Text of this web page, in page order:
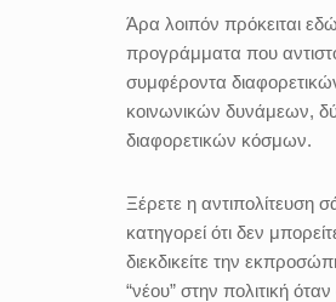
Άρα λοιπόν πρόκειται
προγράμματα που
συμφέροντα
κοινωνικών δυνάμεων,
διαφορετικών κόσμων.
Ξέρετε η αντιπολίτευση
κατηγορεί ότι δεν
διεκδικείτε την
“νέου” στην πολιτική